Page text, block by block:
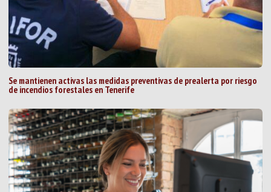
Se mantienen activas las medidas preventivas de prealerta por riesgo
de incendios forestales en Tenerife